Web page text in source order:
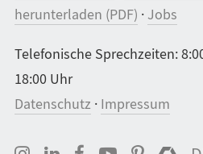
herunterladen (PDF) · Jobs
Telefonische Sprechzeiten:
18:00 Uhr
Datenschutz · Impressum